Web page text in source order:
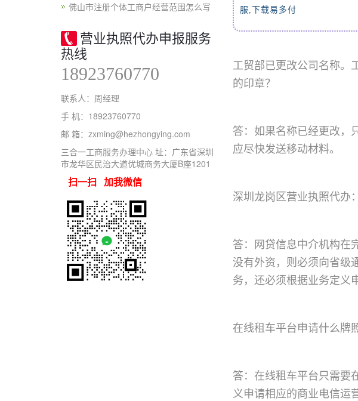
服 , 下载易多付
工贸部已更改公司名称。
的印章？
答：如果名称已经更改，
应尽快发送移动材料。
深圳龙岗区营业执照代办
答：网贷信息中介机构在
没有外资，则必须向省级
务，还必须根据业务定义
在线租车平台申请什么牌
答：在线租车平台只需要
义申请相应的商业电信运
佛山市注册个体工商户经营范围怎么写
营业执照代办申报服务
热线
18923760770
联系人：周经理
手 机：18923760770
邮 箱：zxming@hezhongying.com
三合一工商服务办理中心 址：广东省深圳
市龙华区民治大道优城商务大厦B座1201
扫一扫 加我微信